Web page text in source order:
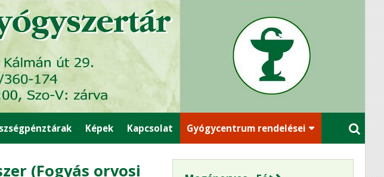
Képek Kapcsolat Gyógycentrum rendelései
(Fogyás orvosi